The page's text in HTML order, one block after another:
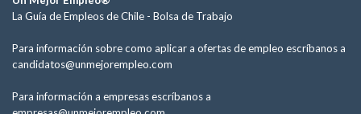
La Guía de Empleos de Chile - Bolsa de Trabajo
Para información sobre como aplicar a ofertas de empleo escríbanos a
candidatos@unmejorempleo.com
Para información a empresas escríbanos a